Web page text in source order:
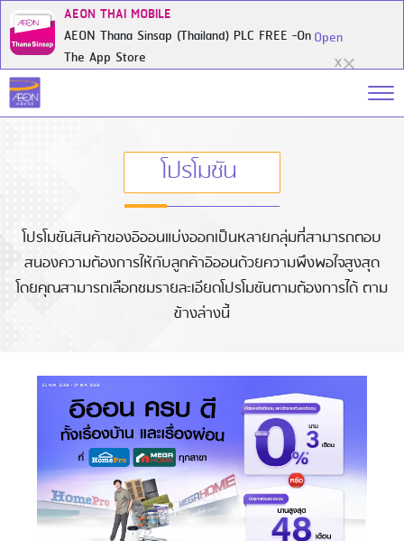
X
AEON THAI MOBILE
AEON Thana Sinsap (Thailand) PLC FREE -On
The App Store
Open
โปรโมชัน
โปรโมชันสินค้าของอิออนแบ่งออกเป็นหลายกลุ่มที่สามารถตอบ
สนองความต้องการให้กับลูกค้าอิออนด้วยความพึงพอใจสูงสุด
โดยคุณสามารถเลือกชมรายละเอียดโปรโมชันตามต้องการได้ ตาม
ข้างล่างนี้